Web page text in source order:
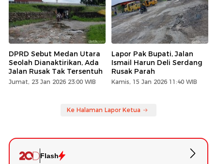
DPRD Sebut Medan Utara
Seolah Dianaktirikan, Ada
Jalan Rusak Tak Tersentuh
Jumat, 23 Jan 2026 23:00 WIB
Lapor Pak Bupati, Jalan
Ismail Harun Deli Serdang
Rusak Parah
Kamis, 15 Jan 2026 11:40 WIB
Ke Halaman Lapor Ketua
Flash